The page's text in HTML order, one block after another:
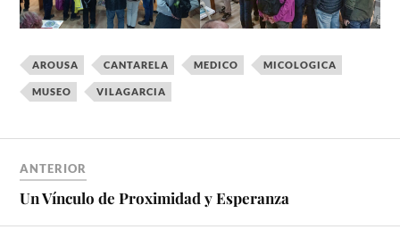
AROUSA CANTARELA MEDICO MICOLOGICA
MUSEO VILAGARCIA
ANTERIOR
Un Vínculo de Proximidad y Esperanza